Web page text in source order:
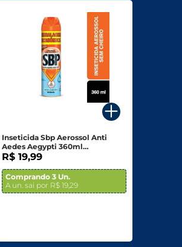
Inseticida Sbp Aerossol Anti
Aedes Aegypti 360ml
Embalagem Econômica
R$ 19,99
Comprando 3 Un.
A un. sai por R$ 19,29